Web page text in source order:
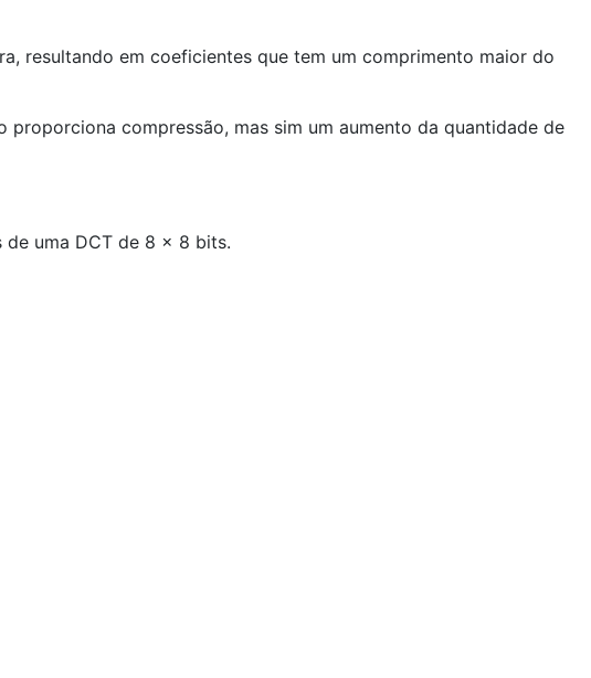
resultando em coeficientes que tem um comprimento maior do
compressão, mas sim um aumento da quantidade de
de uma DCT de 8 x 8 bits.